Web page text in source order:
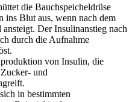
die Bauchspeicheldrüse
ins Blut aus, wenn nach dem
Der Insulinanstieg nach
durch die Aufnahme
von Insulin, die
und
in bestimmten